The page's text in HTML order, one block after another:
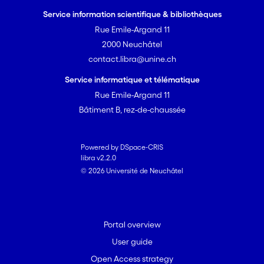
une
approche data sur des enjeux
d’actualité et des controverses)
Service information scientifique & bibliothèques
Rue Emile-Argand 11
2000 Neuchâtel
contact.libra@unine.ch
Service informatique et télématique
Rue Emile-Argand 11
Bâtiment B, rez-de-chaussée
Powered by DSpace-CRIS
libra v2.2.0
© 2026 Université de Neuchâtel
Portal overview
User guide
Open Access strategy